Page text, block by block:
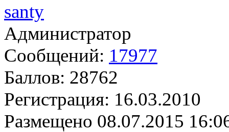
santy
Администратор
Сообщений: 17977
Баллов: 28762
Регистрация: 16.03.2010
Размещено 08.07.2015